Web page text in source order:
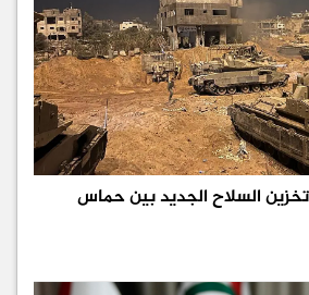
السلاح الجديد بين حماس